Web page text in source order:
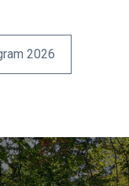
2026